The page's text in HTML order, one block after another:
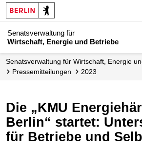
Senatsverwaltung für
Wirtschaft, Energie und Betriebe
Senats­verwaltung für Wirtschaft, Energie
Presse­mitteilungen
2023
Die „KMU Energiehärtefallhilfe
Berlin“ startet:
für Betriebe und